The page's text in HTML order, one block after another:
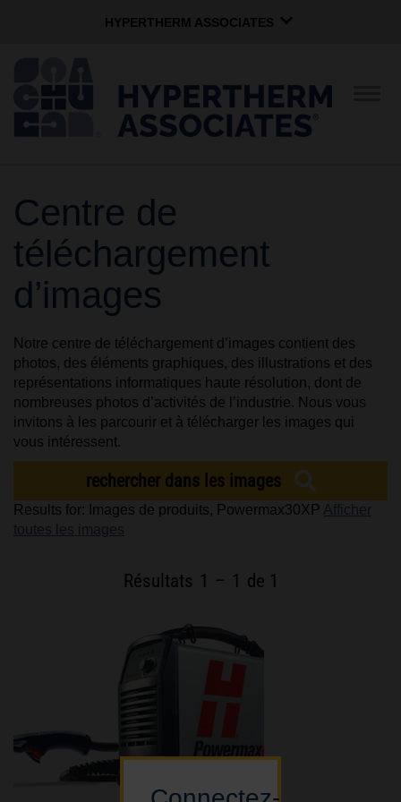
HYPERTHERM ASSOCIATES
Plasma Hypertherm
Jet d'eau OMAX
ENTREPRISE
CULTURE
COMMUNAUTAIRE
MARQUES
CARRIÈRES
Centre de
téléchargement
d’images
Notre centre de téléchargement d’images contient des
photos, des éléments graphiques, des illustrations et des
représentations informatiques haute résolution, dont de
nombreuses photos d’activités de l’industrie. Nous vous
invitons à les parcourir et à télécharger les images qui
vous intéressent.
rechercher dans les images
Results for: Images de produits, Powermax30XP Afficher
toutes les images
Résultats 1 – 1 de 1